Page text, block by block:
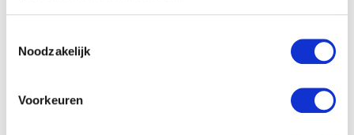
Informatie verzamelen over uw geografische
locatie, die tot een paar meter nauwkeurig kan zijn
scannen op specifieke eigenschappen (fingerprinting)
Noodzakelijk
Voorkeuren
De Bay Jean-Baptiste Joseph
Antwerpen ca. 1475 - vóór 1529